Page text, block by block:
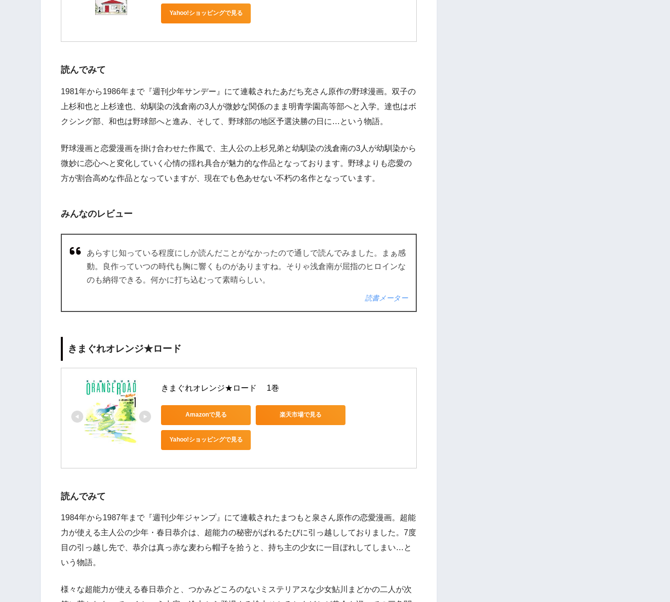
Yahoo!ショッピングで見る
読んでみて
1981年から1986年まで『週刊少年サンデー』にて連載されたあだち充さん原作の野球漫画。双子の
上杉和也と上杉達也、幼馴染の浅倉南の3人が微妙な関係のまま明青学園高等部へと入学。達也はボ
クシング部、和也は野球部へと進み、そして、野球部の地区予選決勝の日に…という物語。
野球漫画と恋愛漫画を掛け合わせた作風で、主人公の上杉兄弟と幼馴染の浅倉南の3人が幼馴染から
微妙に恋心へと変化していく心情の揺れ具合が魅力的な作品となっております。野球よりも恋愛の
方が割合高めな作品となっていますが、現在でも色あせない不朽の名作となっています。
みんなのレビュー
あらすじ知っている程度にしか読んだことがなかったので通しで読んでみました。まぁ感
動。良作っていつの時代も胸に響くものがありますね。そりゃ浅倉南が屈指のヒロインな
のも納得できる。何かに打ち込むって素晴らしい。
読書メーター
きまぐれオレンジ★ロード
きまぐれオレンジ★ロード 　1巻
Amazonで見る 楽天市場で見る
Yahoo!ショッピングで見る
読んでみて
1984年から1987年まで『週刊少年ジャンプ』にて連載されたまつもと泉さん原作の恋愛漫画。超能
力が使える主人公の少年・春日恭介は、超能力の秘密がばれるたびに引っ越ししておりました。7度
目の引っ越し先で、恭介は真っ赤な麦わら帽子を拾うと、持ち主の少女に一目ぼれしてしまい…と
いう物語。
様々な超能力が使える春日恭介と、つかみどころのないミステリアスな少女鮎川まどかの二人が次